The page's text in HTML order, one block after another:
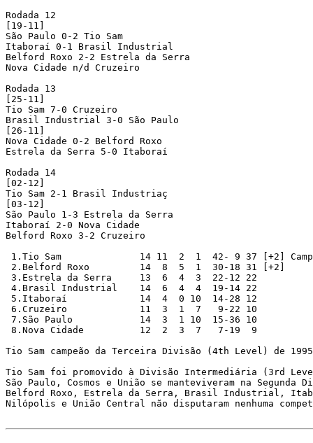
Rodada 12
[19-11]
São Paulo 0-2 Tio Sam
Itaboraí 0-1 Brasil Industrial
Belford Roxo 2-2 Estrela da Serra
Nova Cidade n/d Cruzeiro
Rodada 13
[25-11]
Tio Sam 7-0 Cruzeiro
Brasil Industrial 3-0 São Paulo
[26-11]
Nova Cidade 0-2 Belford Roxo
Estrela da Serra 5-0 Itaboraí
Rodada 14
[02-12]
Tio Sam 2-1 Brasil Industriaç
[03-12]
São Paulo 1-3 Estrela da Serra
Itaboraí 2-0 Nova Cidade
Belford Roxo 3-2 Cruzeiro
1.Tio Sam		14 11  2  1  42- 9 37 [+2] Campeão, Promovido
2.Belford Roxo		14  8  5  1  30-18 31 [+2]
3.Estrela da Serra	13  6  4  3  22-12 22
4.Brasil Industrial	14  6  4  4  19-14 22
5.Itaboraí		14  4  0 10  14-28 12
6.Cruzeiro		11  3  1  7   9-22 10
7.São Paulo		14  3  1 10  15-36 10
8.Nova Cidade		12  2  3  7   7-19  9
Tio Sam campeão da Terceira Divisão (4th Level) de
Tio Sam foi promovido à Divisão Intermediária (3rd
São Paulo, Cosmos e União se manteviveram na
Belford Roxo, Estrela da Serra, Brasil Industrial,
Nilópolis e União Central não disputaram nenhuma